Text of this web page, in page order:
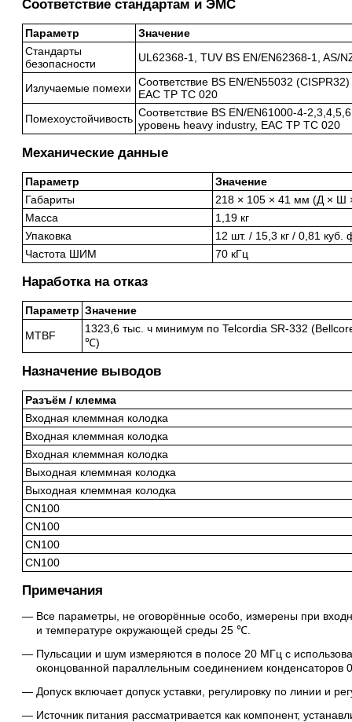
Соответствие стандартам и ЭМС
Параметр
Значение
Стандарты
безопасности
UL62368-1, TUV BS EN/EN62368-1, AS/
Излучаемые помехи
Соответствие BS EN/EN55032
EAC TP TC 020
Помехоустойчивость Соответствие BS EN/EN61000-4-
уровень heavy industry, EAC TP TC 020
Механические данные
Параметр
Значение
Габариты
218 × 105 × 41 мм (Д × Ш
Масса
1,19 кг
Упаковка
12 шт. / 15,3 кг / 0,81 куб.
Частота ШИМ
70 кГц
Наработка на отказ
Параметр Значение
MTBF
1323,6 тыс. ч минимум по Telcordia SR-332
℃)
Назначение выводов
Разъём / клемма
Входная клеммная колодка
Входная клеммная колодка
Входная клеммная колодка
Выходная клеммная колодка
Выходная клеммная колодка
CN100
CN100
CN100
CN100
Примечания
Все параметры, не оговорённые особо, измерены при
и температуре окружающей среды 25 ℃.
Пульсации и шум измеряются в полосе 20 МГц с
оконцованной параллельным соединением конденсаторов
Допуск включает допуск уставки, регулировку по линии и
Источник питания рассматривается как компонент,